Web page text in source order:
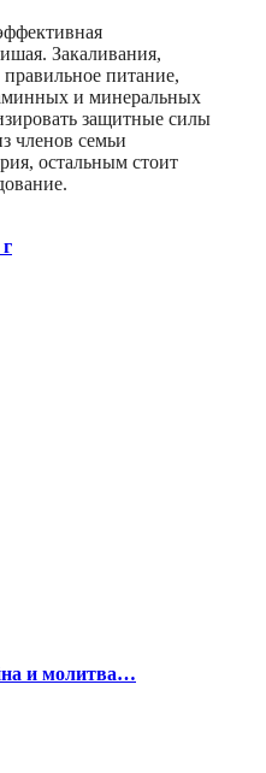
Закаливания,
питание,
и минеральных
защитные силы
членов семьи
остальным стоит
и молитва…